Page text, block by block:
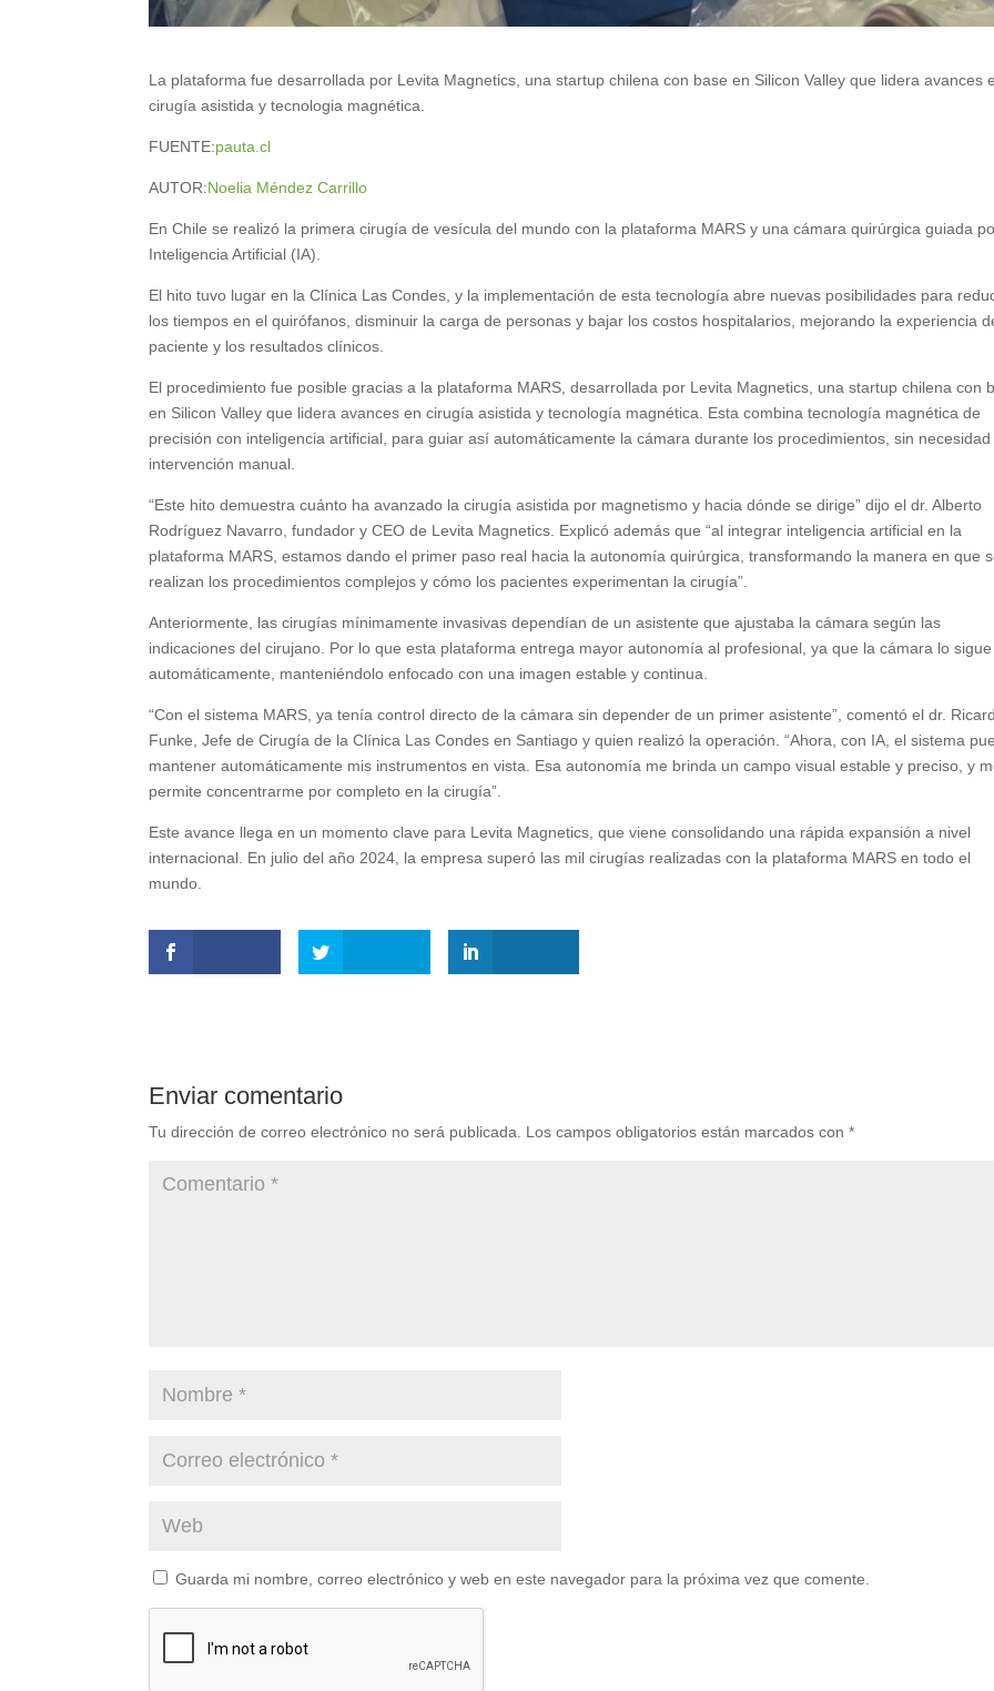
La plataforma fue desarrollada por Levita Magnetics, una startup chilena con base en Silicon Valley que lidera avances
cirugía asistida y tecnologia magnética.
FUENTE:pauta.cl
AUTOR:Noelia Méndez Carrillo
En Chile se realizó la primera cirugía de vesícula del mundo con la plataforma MARS y una cámara quirúrgica guiada
Inteligencia Artificial (IA).
El hito tuvo lugar en la Clínica Las Condes, y la implementación de esta tecnología abre nuevas posibilidades para
los tiempos en el quirófanos, disminuir la carga de personas y bajar los costos hospitalarios, mejorando la experiencia
paciente y los resultados clínicos.
El procedimiento fue posible gracias a la plataforma MARS, desarrollada por Levita Magnetics, una startup chilena con
en Silicon Valley que lidera avances en cirugía asistida y tecnología magnética. Esta combina tecnología magnética de
precisión con inteligencia artificial, para guiar así automáticamente la cámara durante los procedimientos, sin
intervención manual.
“Este hito demuestra cuánto ha avanzado la cirugía asistida por magnetismo y hacia dónde se dirige” dijo el dr. Alberto
Rodríguez Navarro, fundador y CEO de Levita Magnetics. Explicó además que “al integrar inteligencia artificial en la
plataforma MARS, estamos dando el primer paso real hacia la autonomía quirúrgica, transformando la manera en que
realizan los procedimientos complejos y cómo los pacientes experimentan la cirugía”.
Anteriormente, las cirugías mínimamente invasivas dependían de un asistente que ajustaba la cámara según las
indicaciones del cirujano. Por lo que esta plataforma entrega mayor autonomía al profesional, ya que la cámara lo sigue
automáticamente, manteniéndolo enfocado con una imagen estable y continua.
“Con el sistema MARS, ya tenía control directo de la cámara sin depender de un primer asistente”, comentó el dr.
Funke, Jefe de Cirugía de la Clínica Las Condes en Santiago y quien realizó la operación. “Ahora, con IA, el sistema
mantener automáticamente mis instrumentos en vista. Esa autonomía me brinda un campo visual estable y preciso, y
permite concentrarme por completo en la cirugía”.
Este avance llega en un momento clave para Levita Magnetics, que viene consolidando una rápida expansión a nivel
internacional. En julio del año 2024, la empresa superó las mil cirugías realizadas con la plataforma MARS en todo el
mundo.
Enviar comentario
Tu dirección de correo electrónico no será publicada. Los campos obligatorios están marcados con*
Guarda mi nombre, correo electrónico y web en este navegador para la próxima vez que comente.